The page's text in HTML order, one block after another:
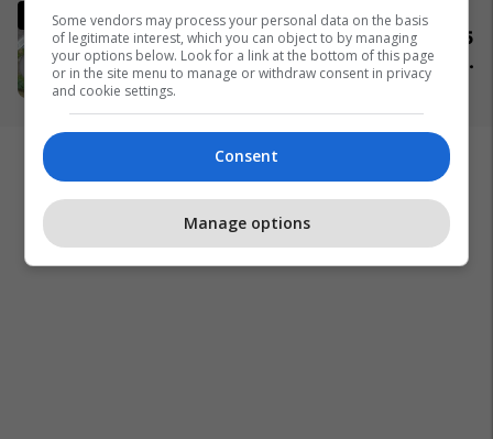
Komuniteti shqiptar do të
ndërtojë xhami moderne prej 15
milionë frangash në St. Gallen
të Zvicrës
05/04/2026
Some vendors may process your personal data on the basis
of legitimate interest, which you can object to by managing
your options below. Look for a link at the bottom of this page
or in the site menu to manage or withdraw consent in privacy
and cookie settings.
Consent
Manage options